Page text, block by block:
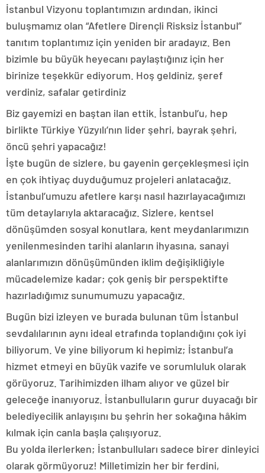
İstanbul Vizyonu toplantımızın ardından, ikinci
buluşmamız olan “Afetlere Dirençli Risksiz İstanbul”
tanıtım toplantımız için yeniden bir aradayız. Ben
bizimle bu büyük heyecanı paylaştığınız için her
birinize teşekkür ediyorum. Hoş geldiniz, şeref
verdiniz, safalar getirdiniz
Biz gayemizi en baştan ilan ettik. İstanbul’u, hep
birlikte Türkiye Yüzyılı’nın lider şehri, bayrak şehri,
öncü şehri yapacağız!
İşte bugün de sizlere, bu gayenin gerçekleşmesi için
en çok ihtiyaç duyduğumuz projeleri anlatacağız.
İstanbul’umuzu afetlere karşı nasıl hazırlayacağımızı
tüm detaylarıyla aktaracağız. Sizlere, kentsel
dönüşümden sosyal konutlara, kent meydanlarımızın
yenilenmesinden tarihi alanların ihyasına, sanayi
alanlarımızın dönüşümünden iklim değişikliğiyle
mücadelemize kadar; çok geniş bir perspektifte
hazırladığımız sunumumuzu yapacağız.
Bugün bizi izleyen ve burada bulunan tüm İstanbul
sevdalılarının aynı ideal etrafında toplandığını çok iyi
biliyorum. Ve yine biliyorum ki hepimiz; İstanbul’a
hizmet etmeyi en büyük vazife ve sorumluluk olarak
görüyoruz. Tarihimizden ilham alıyor ve güzel bir
geleceğe inanıyoruz. İstanbulluların gurur duyacağı bir
belediyecilik anlayışını bu şehrin her sokağına hâkim
kılmak için canla başla çalışıyoruz.
Bu yolda ilerlerken; İstanbulluları sadece birer dinleyici
olarak görmüyoruz! Milletimizin her bir ferdini,